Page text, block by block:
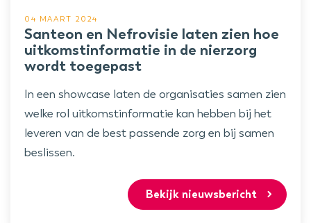
04 MAART 2024
Santeon en Nefrovisie laten zien hoe
uitkomstinformatie in de nierzorg
wordt toegepast
In een showcase laten de organisaties samen zien
welke rol uitkomstinformatie kan hebben bij het
leveren van de best passende zorg en bij samen
beslissen.
Bekijk nieuwsbericht